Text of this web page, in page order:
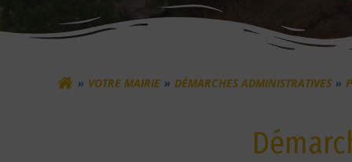
VOTRE MAIRIE DÉMARCHES ADMINISTRATIVES